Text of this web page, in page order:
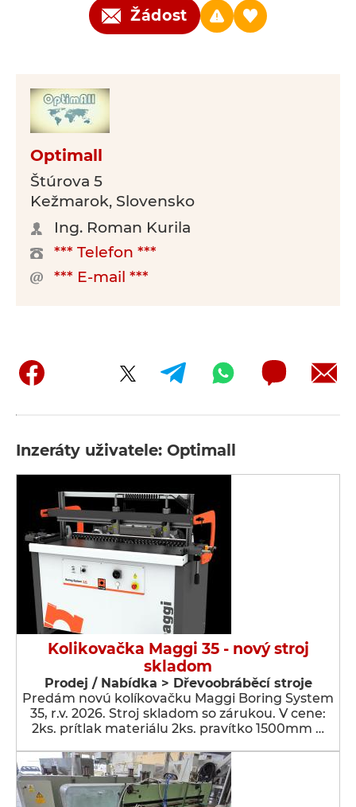
Žádost
Optimall
Štúrova 5
Kežmarok, Slovensko
Ing. Roman Kurila
*** Telefon ***
*** E-mail ***
Inzeráty uživatele: Optimall
Kolikovačka Maggi 35 - nový stroj
skladom
Prodej / Nabídka > Dřevoobráběcí stroje
Predám novú kolíkovačku Maggi Boring System
35, r.v. 2026. Stroj skladom so zárukou. V cene:
2ks. prítlak materiálu 2ks. pravítko 1500mm …